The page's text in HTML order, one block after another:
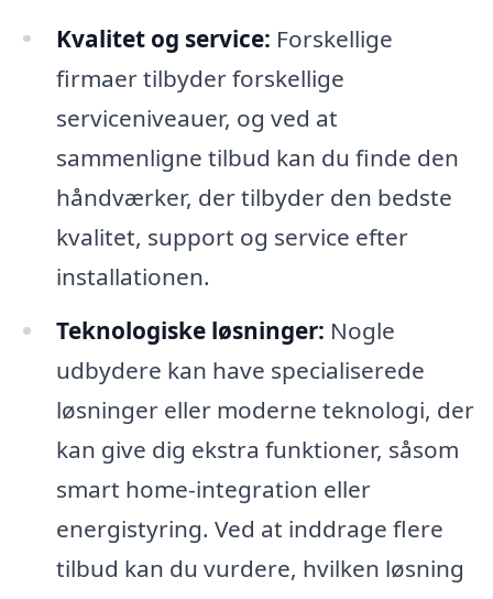
Kvalitet og service: Forskellige
firmaer tilbyder forskellige
serviceniveauer, og ved at
sammenligne tilbud kan du finde den
håndværker, der tilbyder den bedste
kvalitet, support og service efter
installationen.
Teknologiske løsninger: Nogle
udbydere kan have specialiserede
løsninger eller moderne teknologi, der
kan give dig ekstra funktioner, såsom
smart home-integration eller
energistyring. Ved at inddrage flere
tilbud kan du vurdere, hvilken løsning